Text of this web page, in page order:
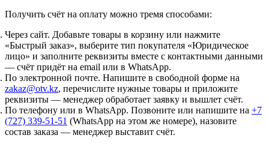
Получить счёт на оплату можно тремя способами:
Через сайт. Добавьте товары в корзину или нажмите
«Быстрый заказ», выберите тип покупателя «Юридическое
лицо» и заполните реквизиты вместе с контактными данными
— счёт придёт на email или в WhatsApp.
По электронной почте. Напишите в свободной форме на
zakaz@otv.kz, перечислите нужные товары и приложите
реквизиты — менеджер обработает заявку и вышлет счёт.
По телефону или в WhatsApp. Позвоните или напишите на +7
(727) 339-51-51 (WhatsApp на этом же номере), назовите
состав заказа — менеджер выставит счёт.